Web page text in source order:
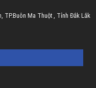
TP.Buôn Ma Thuột , Tỉnh Đắk Lắk